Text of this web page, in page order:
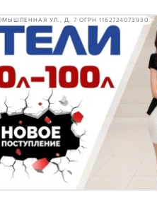
УЛ., Д. 7 ОГРН 1162724073930